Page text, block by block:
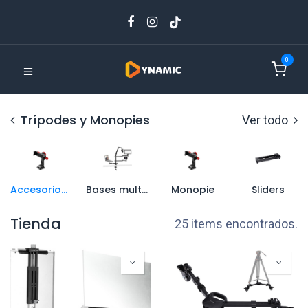
0
Trípodes y Monopies Ver todo
Accesorios3 Bases multiproposito Monopie Sliders
Tienda 25 items encontrados.